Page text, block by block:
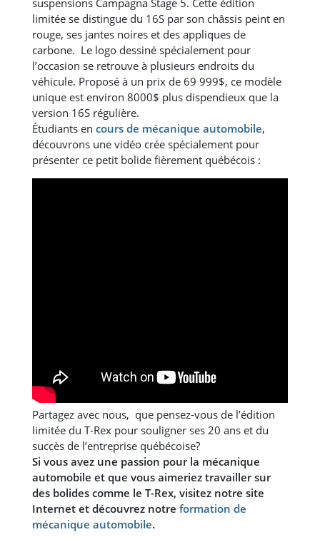
suspensions Campagna Stage 5. Cette édition
limitée se distingue du 16S par son châssis peint en
rouge, ses jantes noires et des appliques de
carbone. Le logo dessiné spécialement pour
l’occasion se retrouve à plusieurs endroits du
véhicule. Proposé à un prix de 69 999$, ce modèle
unique est environ 8000$ plus dispendieux que la
version 16S régulière.
Étudiants en cours de mécanique automobile,
découvrons une vidéo crée spécialement pour
présenter ce petit bolide fièrement québécois :
Partagez avec nous, que pensez-vous de l’édition
limitée du T-Rex pour souligner ses 20 ans et du
succès de l’entreprise québécoise?
Si vous avez une passion pour la mécanique
automobile et que vous aimeriez travailler sur
des bolides comme le T-Rex, visitez notre site
Internet et découvrez notre formation de
mécanique automobile.